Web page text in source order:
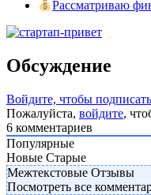
Рассматриваю
Обсуждение
Войдите, чтобы
Пожалуйста, войдите,
6 комментариев
Популярные
Новые Старые
Межтекстовые Отзывы
Посмотреть все